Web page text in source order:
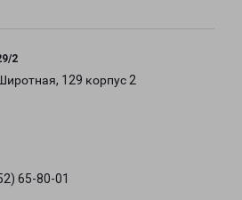
2
129 корпус 2
65-80-01